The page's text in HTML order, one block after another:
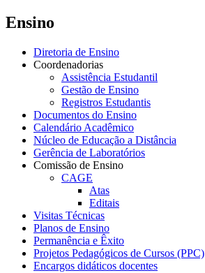
Ensino
Diretoria de Ensino
Coordenadorias
Assistência Estudantil
Gestão de Ensino
Registros Estudantis
Documentos do Ensino
Calendário Acadêmico
Núcleo de Educação a Distância
Gerência de Laboratórios
Comissão de Ensino
CAGE
Atas
Editais
Visitas Técnicas
Planos de Ensino
Permanência e Êxito
Projetos Pedagógicos de Cursos (PPC)
Encargos didáticos docentes